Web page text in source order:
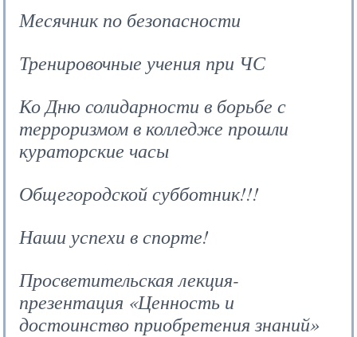
Месячник по безопасности
Тренировочные учения при ЧС
Ко Дню солидарности в борьбе с
терроризмом в колледже прошли
кураторские часы
Общегородской субботник!!!
Наши успехи в спорте!
Просветительская лекция-
презентация «Ценность и
достоинство приобретения знаний»